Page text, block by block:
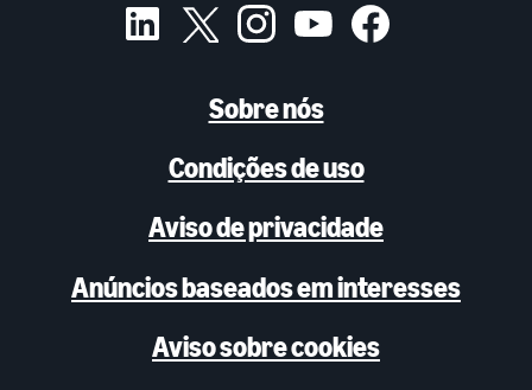
Sobre nós
Condições de uso
Aviso de privacidade
Anúncios baseados em interesses
Aviso sobre cookies